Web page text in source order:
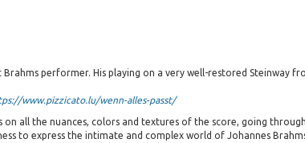
Brahms performer. His playing on a very well-restored Steinway
www.pizzicato.lu/wenn-alles-passt/
on all the nuances, colors and textures of the score, going
to express the intimate and complex world of Johannes